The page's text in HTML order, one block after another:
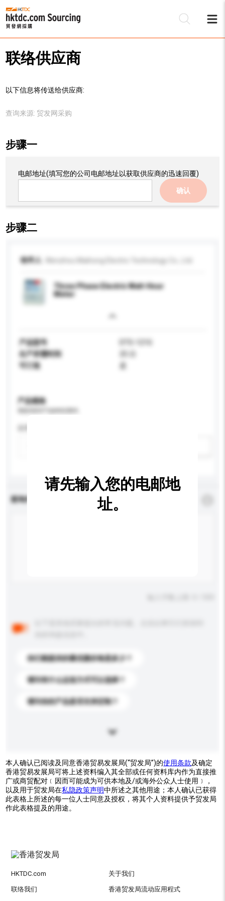
联络供应商
以下信息将传送给供应商:
查询来源: 贸发网采购
步骤一
电邮地址(填写您的公司电邮地址以获取供应商的迅速回覆)
确认
步骤二
收件人
Three Phase Electric Watt-Hour
Meter
产品型号
生产所需时间
可订造
是
产品规格
查询内容
你们能提供的最优惠价格是多少？
请问有什么运送方式可以选择？
请问你的产品是否支持定制？
请先输入您的电邮地
址。
本人确认已阅读及同意香港贸易发展局(“贸发局”)的使用条款及确定
香港贸易发展局可将上述资料编入其全部或任何资料库内作为直接推
广或商贸配对﹝因而可能成为可供本地及/或海外公众人士使用﹞，
以及用于贸发局在私隐政策声明中所述之其他用途；本人确认已获得
此表格上所述的每一位人士同意及授权，将其个人资料提供予贸发局
作此表格提及的用途。
HKTDC.com 关于我们
联络我们 香港贸发局流动应用程式